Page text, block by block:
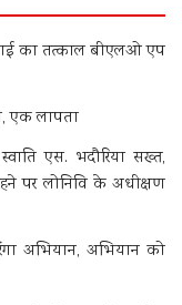
का तत्काल बीएलओ एप
एक लापता
एस. भदौरिया सख्त,
पर लोनिवि के अधीक्षण
अभियान, अभियान को